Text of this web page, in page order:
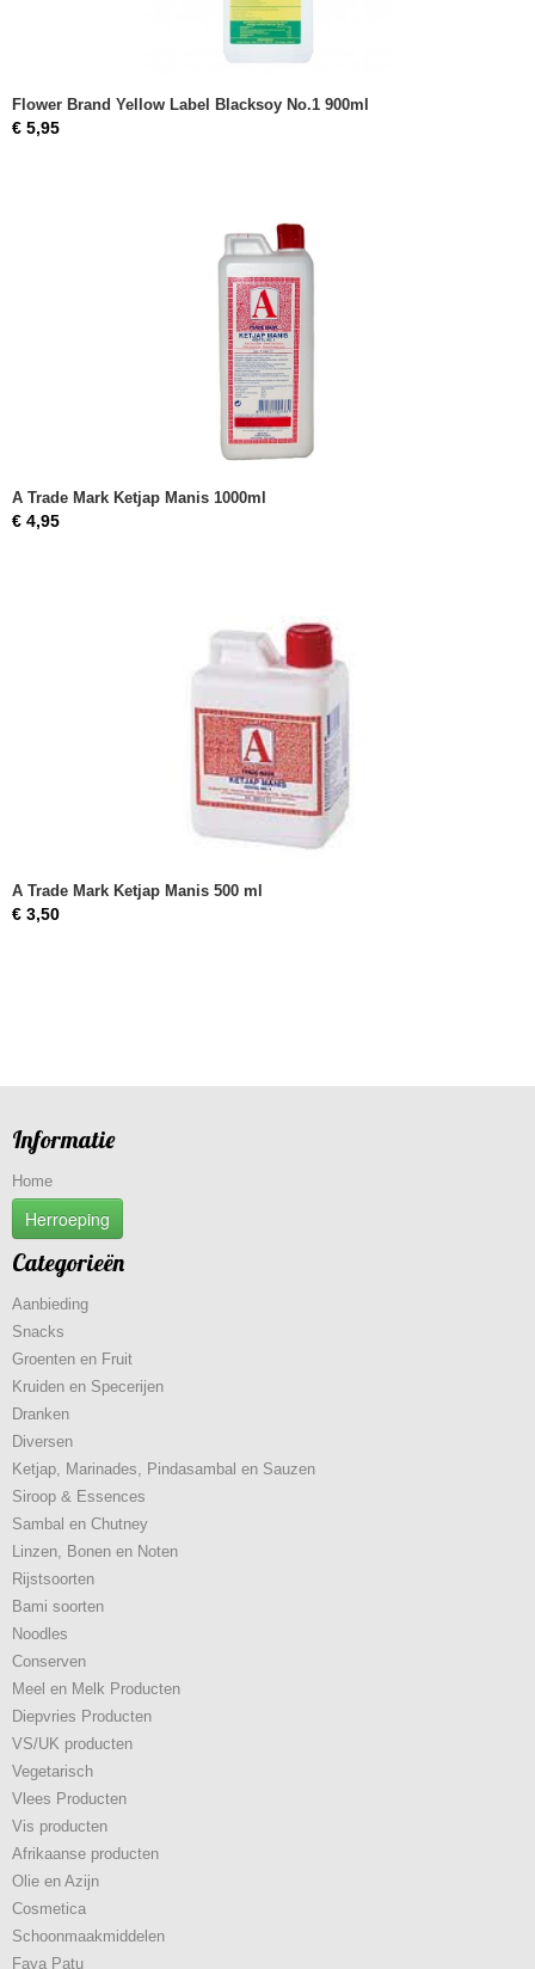
Flower Brand Yellow Label Blacksoy No.1 900ml
€ 5,95
A Trade Mark Ketjap Manis 1000ml
€ 4,95
A Trade Mark Ketjap Manis 500 ml
€ 3,50
Informatie
Home
Herroeping
Categorieën
Aanbieding
Snacks
Groenten en Fruit
Kruiden en Specerijen
Dranken
Diversen
Ketjap, Marinades, Pindasambal en Sauzen
Siroop & Essences
Sambal en Chutney
Linzen, Bonen en Noten
Rijstsoorten
Bami soorten
Noodles
Conserven
Meel en Melk Producten
Diepvries Producten
VS/UK producten
Vegetarisch
Vlees Producten
Vis producten
Afrikaanse producten
Olie en Azijn
Cosmetica
Schoonmaakmiddelen
Faya Patu